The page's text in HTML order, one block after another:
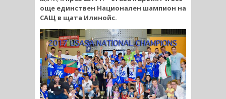
още единствен Национален шампион на
САЩ в щата Илинойс.